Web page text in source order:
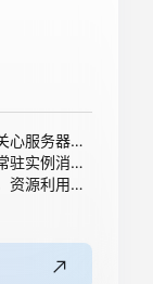
聚焦业务逻辑开发，无需关心服务器购买等运维操作
弹性实例应对突发流量，常驻实例消除冷启动
按实际使用计算资源计费，资源利用率高